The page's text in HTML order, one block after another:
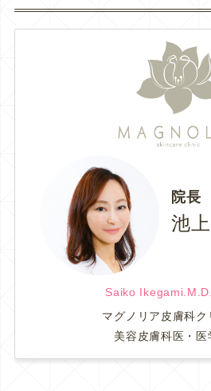
院長
池
Saiko
マグノリア皮膚科ク
美容皮膚科医・医